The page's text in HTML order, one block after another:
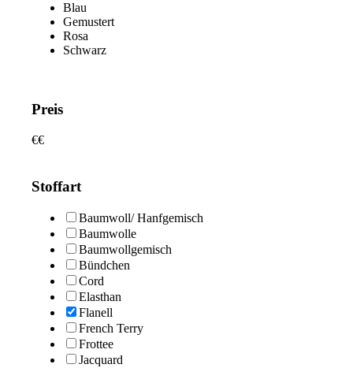
Blau
Gemustert
Rosa
Schwarz
Preis
€€
Stoffart
Baumwoll/ Hanfgemisch
Baumwolle
Baumwollgemisch
Bündchen
Cord
Elasthan
Flanell
French Terry
Frottee
Jacquard